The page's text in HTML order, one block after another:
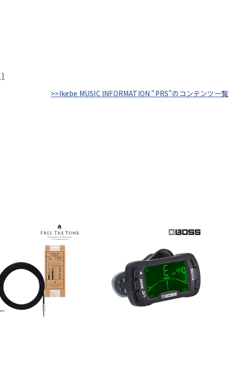
]
>>Ikebe MUSIC INFORMATION "PRS"のコンテンツ一覧